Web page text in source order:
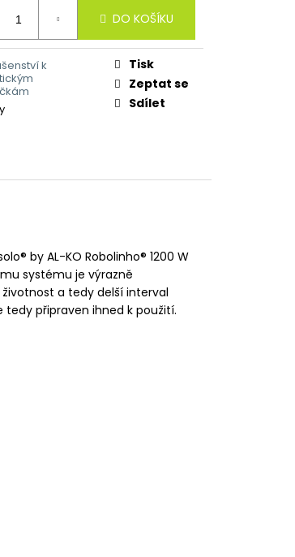
DO KOŠÍKU
k
Tisk
Zeptat se
Sdílet
by AL-KO Robolinho® 1200 W
systému je výrazně
a tedy delší interval
připraven ihned k použití.